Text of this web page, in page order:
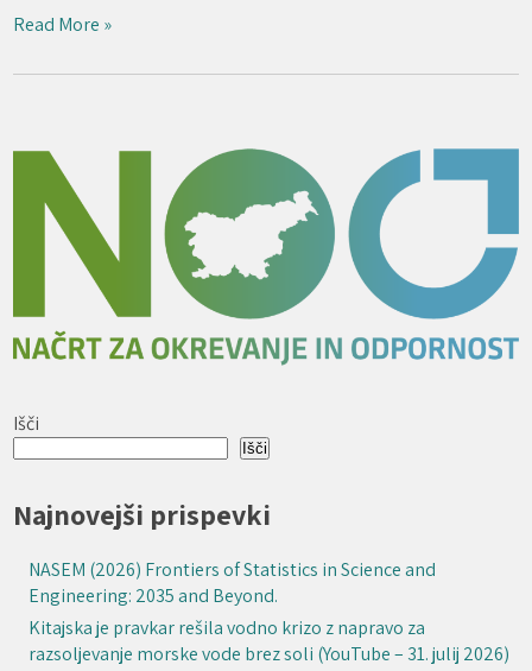
Read More »
Išči
Išči
Najnovejši prispevki
NASEM (2026) Frontiers of Statistics in Science and
Engineering: 2035 and Beyond.
Kitajska je pravkar rešila vodno krizo z napravo za
razsoljevanje morske vode brez soli (YouTube – 31. julij 2026)